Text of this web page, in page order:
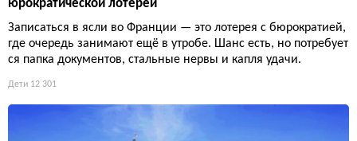
юрократической лотереи
Записаться в ясли во Франции — это лотерея с бюрократией,
где очередь занимают ещё в утробе. Шанс есть, но потребует
ся папка документов, стальные нервы и капля удачи.
Дети 12 301